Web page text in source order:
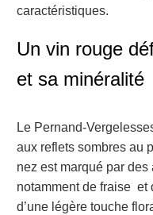
caractéristiques.
Un vin rouge
et sa minéralité
Le Pernand-
aux reflets sombres au
nez est marqué par
notamment de fraise et
d’une légère touche